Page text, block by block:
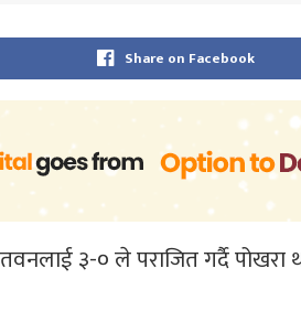
Share on Facebook
३-० ले पराजित गर्दै पोखरा